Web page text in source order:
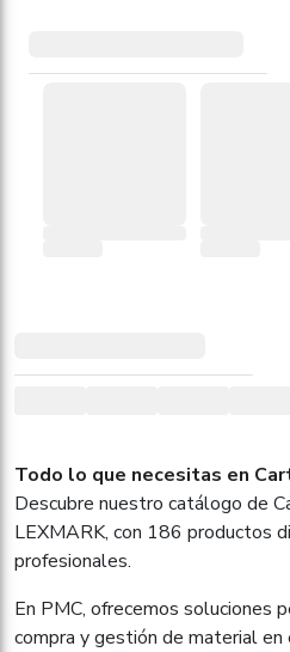
Todo lo que necesitas en
Descubre nuestro catálogo de
LEXMARK, con 186 productos
profesionales.
En PMC, ofrecemos soluciones
compra y gestión de material